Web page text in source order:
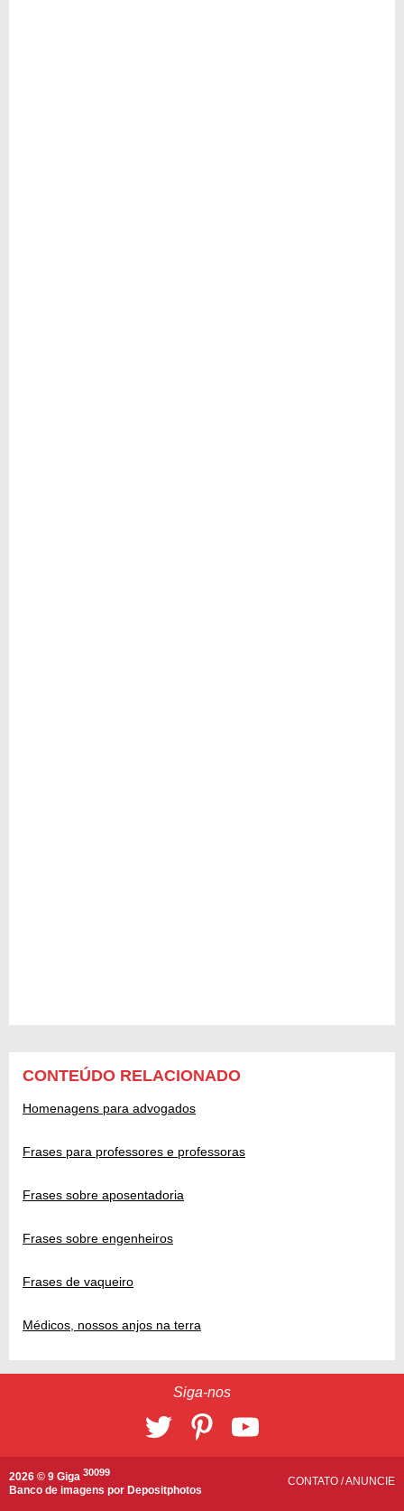
CONTEÚDO RELACIONADO
Homenagens para advogados
Frases para professores e professoras
Frases sobre aposentadoria
Frases sobre engenheiros
Frases de vaqueiro
Médicos, nossos anjos na terra
Siga-nos
2026 © 9 Giga 30099
Banco de imagens por Depositphotos
CONTATO /ANUNCIE